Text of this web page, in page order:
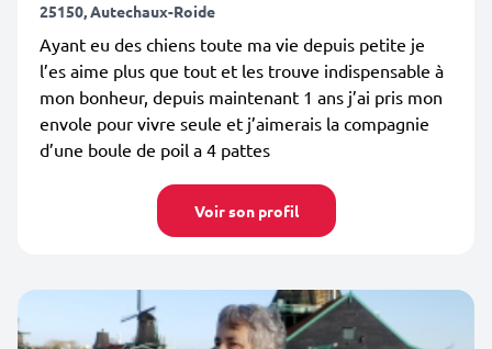
25150, Autechaux-Roide
Ayant eu des chiens toute ma vie depuis petite je
l’es aime plus que tout et les trouve indispensable à
mon bonheur, depuis maintenant 1 ans j’ai pris mon
envole pour vivre seule et j’aimerais la compagnie
d’une boule de poil a 4 pattes
Voir son profil